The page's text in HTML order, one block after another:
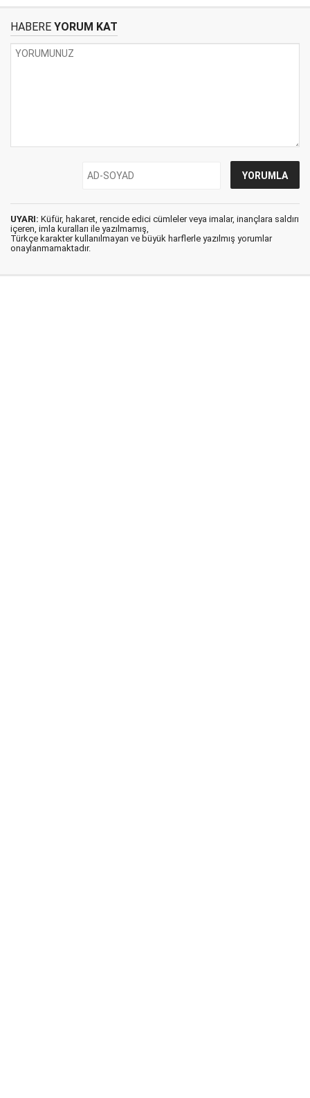
HABERE YORUM KAT
UYARI: Küfür, hakaret, rencide edici cümleler veya imalar, inançlara saldırı
içeren, imla kuralları ile yazılmamış,
Türkçe karakter kullanılmayan ve büyük harflerle yazılmış yorumlar
onaylanmamaktadır.